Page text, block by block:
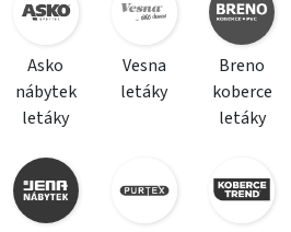
Asko
nábytek
letáky
Vesna
letáky
Breno
koberce
letáky